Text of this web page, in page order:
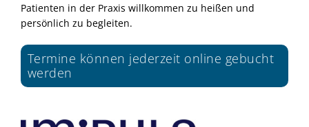
Patienten in der Praxis willkommen zu heißen und
persönlich zu begleiten.
Termine können jederzeit online gebucht
werden